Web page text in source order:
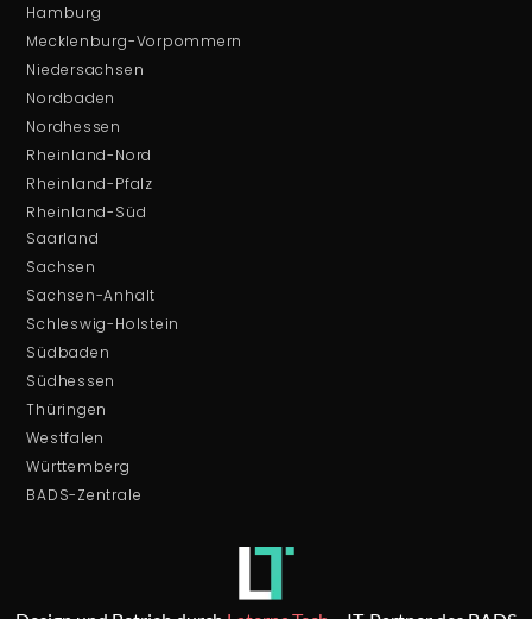
Hamburg
Mecklenburg-Vorpommern
Niedersachsen
Nordbaden
Nordhessen
Rheinland-Nord
Rheinland-Pfalz
Rheinland-Süd
Saarland
Sachsen
Sachsen-Anhalt
Schleswig-Holstein
Südbaden
Südhessen
Thüringen
Westfalen
Württemberg
BADS-Zentrale